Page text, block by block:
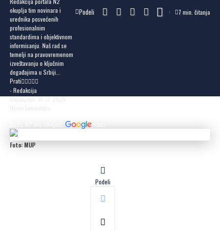
okuplja tim novinara i
urednika posvećenih
profesionalnim
standardima i objektivnom
informisanju. Naš rad se
temelji na pravovremenom
izveštavanju o ključnim
događajima u Srbiji...
Prati
- Redakcija
Objavljeno: 19. 11. 2025.
Podeli 7 min. čitanja
Foto: MUP
Podeli